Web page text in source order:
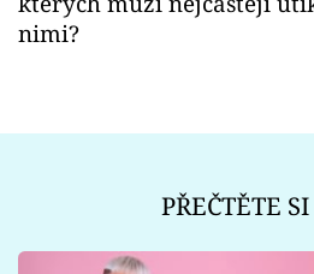
nimi?
PŘEČTĚTE